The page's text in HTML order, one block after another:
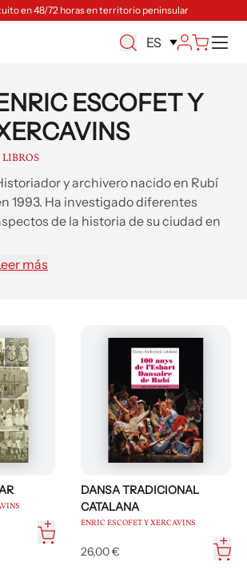
en 48/72 horas en territorio peninsular
ES
ESCOFET Y
LIBROS
y archivero nacido en Rubí
1993. Ha investigado diferentes
de la historia de su ciudad en
durante la Segunda
Museu y en la revista Paratge de la
Catalana de Genealogia con
y entrevistas.
más
DANSA TRADICIONAL
CATALANA
ENRIC ESCOFET Y XERCAVINS
26,00 €